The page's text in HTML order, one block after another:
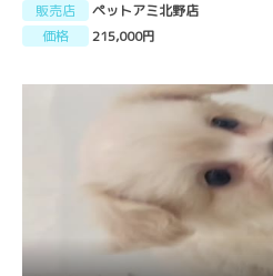
販売店
ペットアミ北野店
価格
215,000円